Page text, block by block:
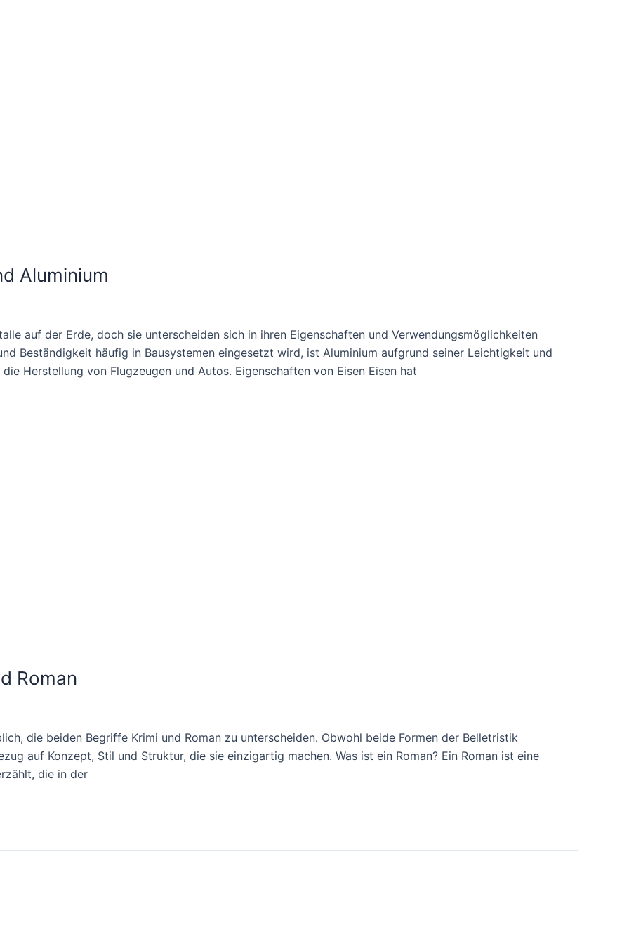
Aluminium
auf der Erde, doch sie unterscheiden sich in ihren Eigenschaften und Verwendungsmöglichkeiten
Beständigkeit häufig in Bausystemen eingesetzt wird, ist Aluminium aufgrund seiner Leichtigkeit und
Herstellung von Flugzeugen und Autos. Eigenschaften von Eisen Eisen hat
Roman
die beiden Begriffe Krimi und Roman zu unterscheiden. Obwohl beide Formen der Belletristik
auf Konzept, Stil und Struktur, die sie einzigartig machen. Was ist ein Roman? Ein Roman ist eine
die in der